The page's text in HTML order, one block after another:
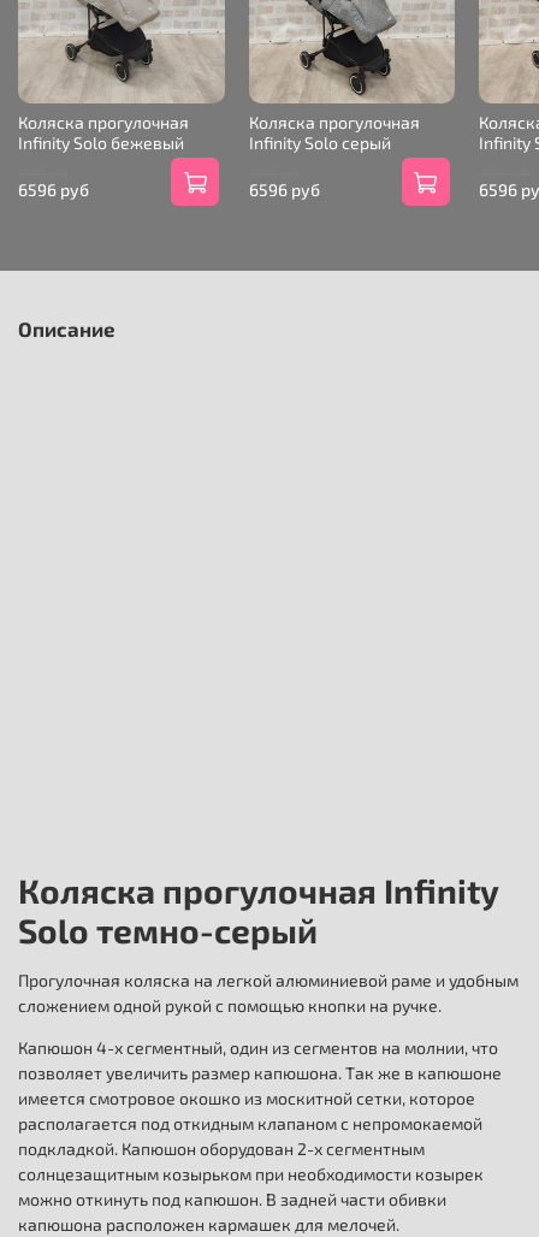
Коляска прогулочная
Infinity Solo бежевый
6596 руб
Коляска прогулочная
Infinity Solo серый
6596 руб
Infinity
6596
Описание
Коляска прогулочная Infinity
Solo темно-серый
Прогулочная коляска на легкой алюминиевой раме и удобным
сложением одной рукой с помощью кнопки на ручке.
Капюшон 4-х сегментный, один из сегментов на молнии, что
позволяет увеличить размер капюшона. Так же в капюшоне
имеется смотровое окошко из москитной сетки, которое
располагается под откидным клапаном с непромокаемой
подкладкой. Капюшон оборудован 2-х сегментным
солнцезащитным козырьком при необходимости козырек
можно откинуть под капюшон. В задней части обивки
капюшона расположен кармашек для мелочей.